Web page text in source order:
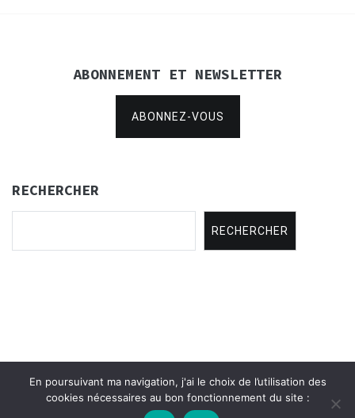
ABONNEMENT ET NEWSLETTER
ABONNEZ-VOUS
RECHERCHER
RECHERCHER
Copyright © 2021 Concertina Rencontres .
En poursuivant ma navigation, j'ai le choix de l’utilisation des
cookies nécessaires au bon fonctionnement du site :